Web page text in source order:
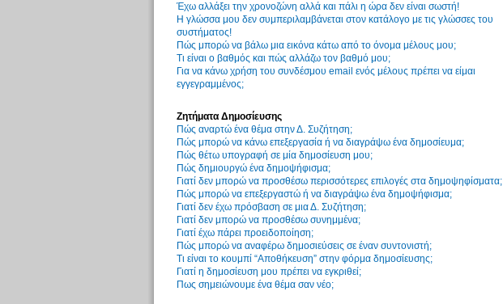
Έχω αλλάξει την χρονοζώνη αλλά και πάλι η ώρα δεν είναι σωστή!
Η γλώσσα μου δεν συμπεριλαμβάνεται στον κατάλογο με τις γλώσσες του
συστήματος!
Πώς μπορώ να βάλω μια εικόνα κάτω από το όνομα μέλους μου;
Τι είναι ο βαθμός και πώς αλλάζω τον βαθμό μου;
Για να κάνω χρήση του συνδέσμου email ενός μέλους πρέπει να είμαι
εγγεγραμμένος;
Ζητήματα Δημοσίευσης
Πώς αναρτώ ένα θέμα στην Δ. Συζήτηση;
Πώς μπορώ να κάνω επεξεργασία ή να διαγράψω ένα δημοσίευμα;
Πώς θέτω υπογραφή σε μία δημοσίευση μου;
Πώς δημιουργώ ένα δημοψήφισμα;
Γιατί δεν μπορώ να προσθέσω περισσότερες επιλογές στα δημοψηφίσματα;
Πώς μπορώ να επεξεργαστώ ή να διαγράψω ένα δημοψήφισμα;
Γιατί δεν έχω πρόσβαση σε μια Δ. Συζήτηση;
Γιατί δεν μπορώ να προσθέσω συνημμένα;
Γιατί έχω πάρει προειδοποίηση;
Πώς μπορώ να αναφέρω δημοσιεύσεις σε έναν συντονιστή;
Τι είναι το κουμπί “Αποθήκευση” στην φόρμα δημοσίευσης;
Γιατί η δημοσίευση μου πρέπει να εγκριθεί;
Πως σημειώνουμε ένα θέμα σαν νέο;